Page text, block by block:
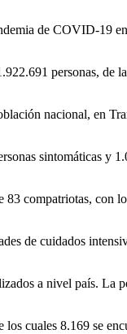
de COVID-19
personas, de
nacional, en
sintomáticas y
compatriotas, con
de cuidados
a nivel país. La
cuales 8.169 se